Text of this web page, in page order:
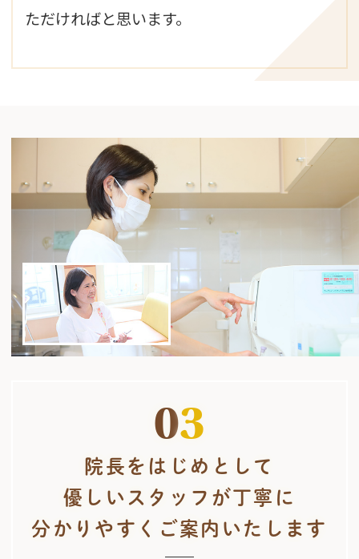
ただければと思います。
03
院長をはじめとして
優しいスタッフが丁寧に
分かりやすくご案内いたします